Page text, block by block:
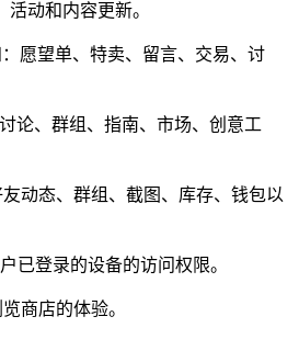
动和内容更新。
：愿望单、特卖、留言、交易、讨
讨论、群组、指南、市场、创意工
动态、群组、截图、库存、钱包以
已登录的设备的访问权限。
商店的体验。